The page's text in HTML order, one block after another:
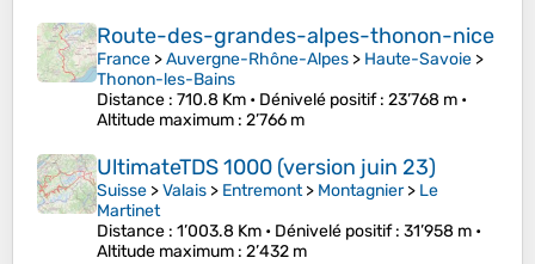
Route-des-grandes-alpes-thonon-nice
France >Auvergne-Rhône-Alpes > Haute-Savoie >
Thonon-les-Bains
Distance : 710.8 Km • Dénivelé positif: 23’768 m •
Altitude maximum : 2’766 m
UltimateTDS 1000 (version juin 23)
Suisse >Valais > Entremont> Montagnier> Le
Martinet
Distance : 1’003.8 Km • Dénivelé positif: 31’958 m •
Altitude maximum : 2’432 m